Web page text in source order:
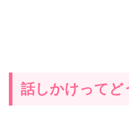
話しかけってど